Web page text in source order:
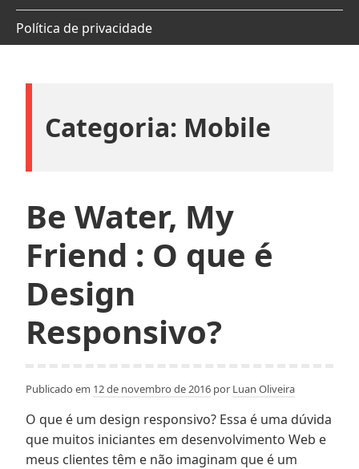
Política de privacidade
Categoria: Mobile
Be Water, My
Friend : O que é
Design
Responsivo?
Publicado em 12 de novembro de 2016 por Luan Oliveira
O que é um design responsivo? Essa é uma dúvida
que muitos iniciantes em desenvolvimento Web e
meus clientes têm e não imaginam que é um